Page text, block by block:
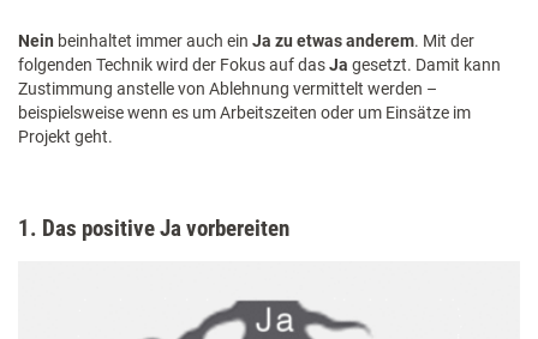
Nein beinhaltet immer auch ein Ja zu etwas anderem. Mit der
folgenden Technik wird der Fokus auf dasJa gesetzt. Damit kann
Zustimmung anstelle von Ablehnung vermittelt werden –
beispielsweise wenn es um Arbeitszeiten oder um Einsätze im
Projekt geht.
1. Das positive Ja vorbereiten